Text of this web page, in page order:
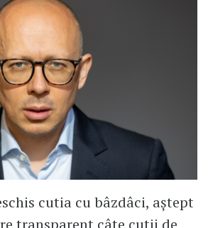
cutia cu bâzdâci, aștept
transparent câte cutii de